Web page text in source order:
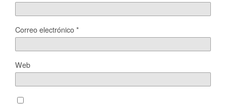
Correo electrónico*
Web